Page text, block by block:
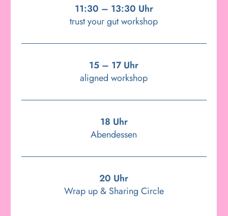
11:30 – 13:30 Uhr
trust your gut workshop
15 – 17 Uhr
aligned workshop
18 Uhr
Abendessen
20 Uhr
Wrap up & Sharing Circle